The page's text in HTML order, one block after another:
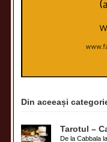
Din aceeași
Tarotul –
De la Cabbala